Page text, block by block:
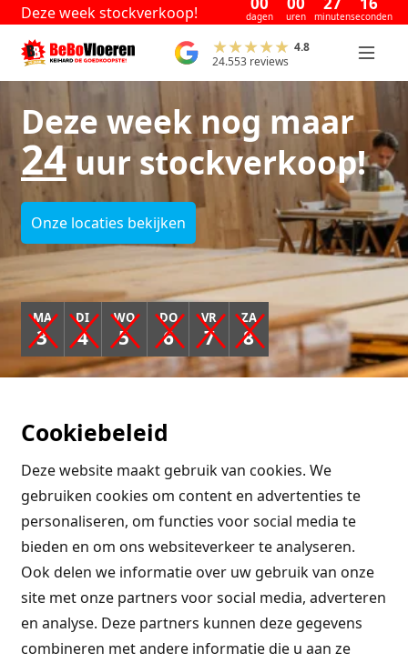
Deze week stockverkoop! dagen uren minutenseconden
4.8
24.553 reviews
Deze week nog maar
24uur stockverkoop!
Onze locaties bekijken
MA
3
DI
4
WO
5
DO
6
VR
7
ZA
8
Cookiebeleid
Deze website maakt gebruik van cookies. We
gebruiken cookies om content en advertenties te
personaliseren, om functies voor social media te
bieden en om ons websiteverkeer te analyseren.
Ook delen we informatie over uw gebruik van onze
site met onze partners voor social media, adverteren
en analyse. Deze partners kunnen deze gegevens
combineren met andere informatie die u aan ze